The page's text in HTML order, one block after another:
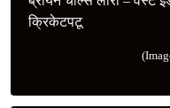
क्रिकेटपटू